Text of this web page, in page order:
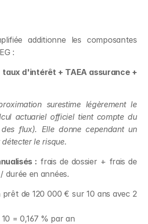
additionne les composantes
:
d'intérêt + TAEA assurance +
surestime légèrement le
actuariel officiel tient compte du
flux). Elle donne cependant un
le risque.
: frais de dossier + frais de
durée en années.
de 120 000 € sur 10 ans avec 2
= 0,167 % par an